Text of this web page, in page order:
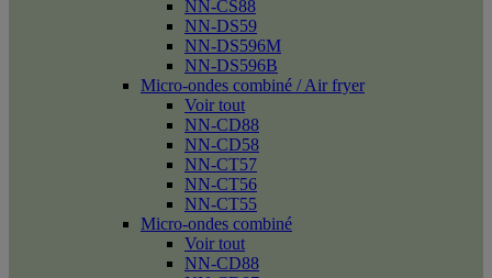
NN-CS88
NN-DS59
NN-DS596M
NN-DS596B
Micro-ondes combiné / Air fryer
Voir tout
NN-CD88
NN-CD58
NN-CT57
NN-CT56
NN-CT55
Micro-ondes combiné
Voir tout
NN-CD88